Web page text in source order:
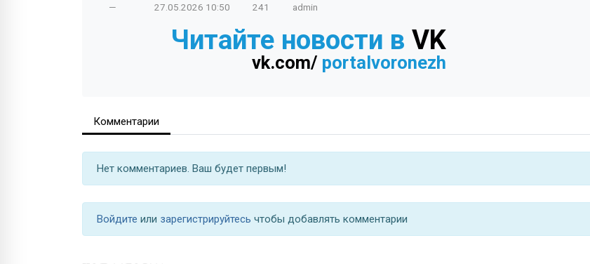
— 27.05.2026 10:50 241 admin
Читайте новости в VK
vk.com/ portalvoronezh
Комментарии
Нет комментариев. Ваш будет первым!
Войдите или зарегистрируйтесь чтобы добавлять комментарии